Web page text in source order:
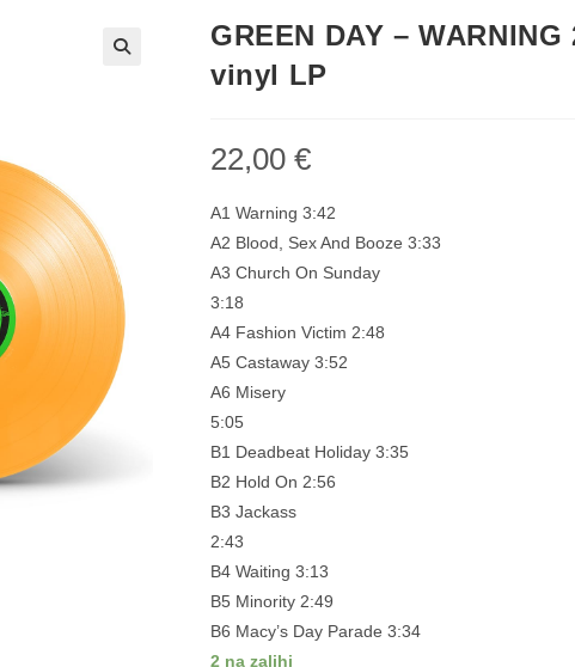
GREEN DAY –
vinyl LP
22,00 €
A1 Warning 3:42
A2 Blood, Sex And Booze 3:33
A3 Church On Sunday
3:18
A4 Fashion Victim 2:48
A5 Castaway 3:52
A6 Misery
5:05
B1 Deadbeat Holiday 3:35
B2 Hold On 2:56
B3 Jackass
2:43
B4 Waiting 3:13
B5 Minority 2:49
B6 Macy’s Day Parade 3:34
2 na zalihi